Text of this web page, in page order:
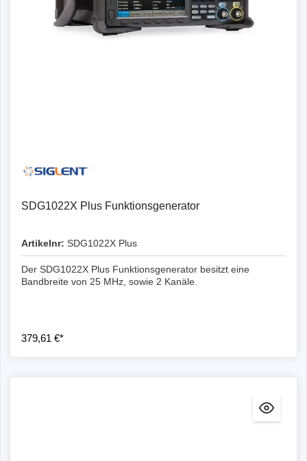
SDG1022X Plus Funktionsgenerator
Artikelnr: SDG1022X Plus
Der SDG1022X Plus Funktionsgenerator besitzt eine
Bandbreite von 25 MHz, sowie 2 Kanäle.
379,61 €*